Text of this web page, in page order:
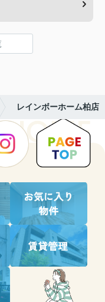
レインボーホーム柏店